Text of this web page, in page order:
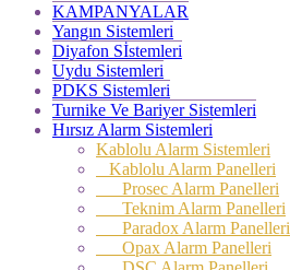
KAMPANYALAR
Yangın Sistemleri
Diyafon Sİstemleri
Uydu Sistemleri
PDKS Sistemleri
Turnike Ve Bariyer Sistemleri
Hırsız Alarm Sistemleri
Kablolu Alarm Sistemleri
Kablolu Alarm Panelleri
Prosec Alarm Panelleri
Teknim Alarm Panelleri
Paradox Alarm Panelleri
Opax Alarm Panelleri